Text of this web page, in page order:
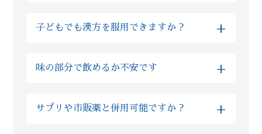
常に多くいただいております。その場合はご
談とまったく同様にご利用いただけますので
子どもでも漢方を服用できますか？ +
おりますので、多くの場合でお子様も服用い
と比べても漢方の場合は副作用が非常に少な
味の部分で飲めるか不安です +
が気になるようでしたら砂糖の入っていない
サプリや市販薬と併用可能ですか？ +